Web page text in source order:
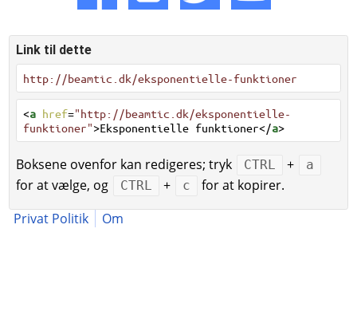
Link til dette
http://beamtic.dk/eksponentielle-funktioner
<a href="http://beamtic.dk/eksponentielle-
funktioner">Eksponentielle funktioner</a>
Boksene ovenfor kan redigeres; tryk CTRL + a
for at vælge, og CTRL + c
for at kopirer.
Privat Politik
Om